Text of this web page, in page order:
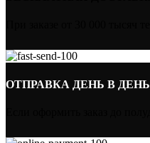
ОТПРАВКА ДЕНЬ В ДЕНЬ